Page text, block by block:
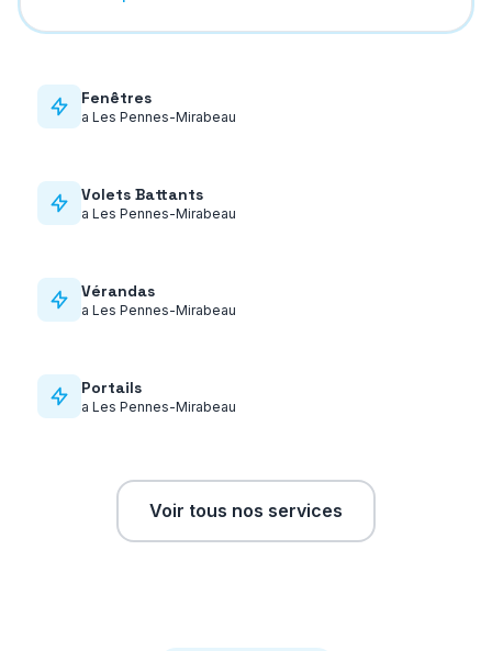
Fenêtres
a Les Pennes-Mirabeau
Volets Battants
a Les Pennes-Mirabeau
Vérandas
a Les Pennes-Mirabeau
Portails
a Les Pennes-Mirabeau
Voir tous nos services